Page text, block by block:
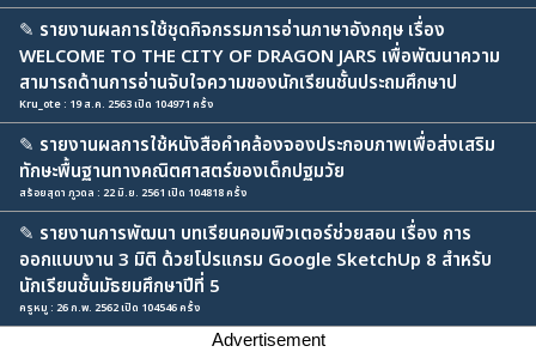
✎ รายงานผลการใช้ชุดกิจกรรมการอ่านภาษาอังกฤษ เรื่อง
WELCOME TO THE CITY OF DRAGON JARS เพื่อพัฒนาความ
สามารถด้านการอ่านจับใจความของนักเรียนชั้นประถมศึกษาป
Kru_ote : 19 ส.ค. 2563 เปิด 104971 ครั้ง
✎ รายงานผลการใช้หนังสือคำคล้องจองประกอบภาพเพื่อส่งเสริม
ทักษะพื้นฐานทางคณิตศาสตร์ของเด็กปฐมวัย
สร้อยสุดา ภูวดล : 22 มิ.ย. 2561 เปิด 104818 ครั้ง
✎ รายงานการพัฒนา บทเรียนคอมพิวเตอร์ช่วยสอน เรื่อง การ
ออกแบบงาน 3 มิติ ด้วยโปรแกรม Google SketchUp 8 สำหรับ
นักเรียนชั้นมัธยมศึกษาปีที่ 5
ครูหมู : 26 ก.พ. 2562 เปิด 104546 ครั้ง
Advertisement